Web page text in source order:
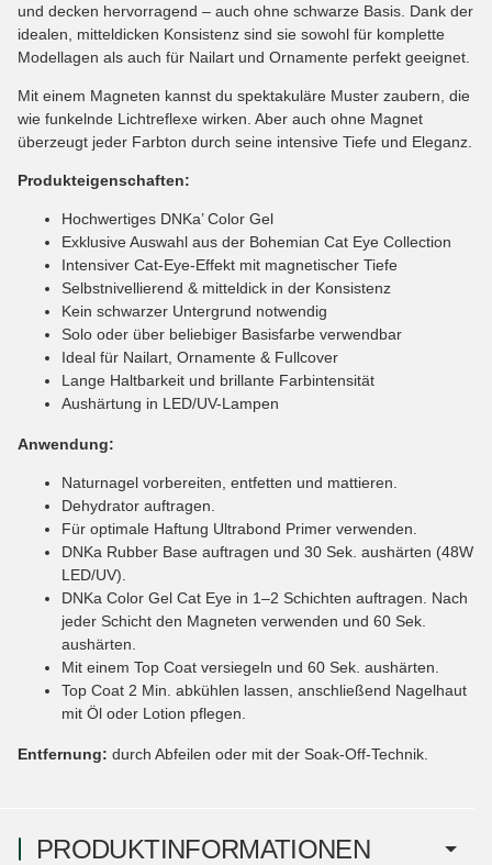
PRODUKTINFORMATIONEN
und decken hervorragend – auch ohne schwarze Basis. Dank der
idealen, mitteldicken Konsistenz sind sie sowohl für komplette
Modellagen als auch für Nailart und Ornamente perfekt geeignet.
Mit einem Magneten kannst du spektakuläre Muster zaubern, die
wie funkelnde Lichtreflexe wirken. Aber auch ohne Magnet
überzeugt jeder Farbton durch seine intensive Tiefe und Eleganz.
Produkteigenschaften:
Hochwertiges DNKa’ Color Gel
Exklusive Auswahl aus der Bohemian Cat Eye Collection
Intensiver Cat-Eye-Effekt mit magnetischer Tiefe
Selbstnivellierend & mitteldick in der Konsistenz
Kein schwarzer Untergrund notwendig
Solo oder über beliebiger Basisfarbe verwendbar
Ideal für Nailart, Ornamente & Fullcover
Lange Haltbarkeit und brillante Farbintensität
Aushärtung in LED/UV-Lampen
Anwendung:
Naturnagel vorbereiten, entfetten und mattieren.
Dehydrator auftragen.
Für optimale Haftung Ultrabond Primer verwenden.
DNKa Rubber Base auftragen und 30 Sek. aushärten (48W
LED/UV).
DNKa Color Gel Cat Eye in 1–2 Schichten auftragen. Nach
jeder Schicht den Magneten verwenden und 60 Sek.
aushärten.
Mit einem Top Coat versiegeln und 60 Sek. aushärten.
Top Coat 2 Min. abkühlen lassen, anschließend Nagelhaut
mit Öl oder Lotion pflegen.
Entfernung: durch Abfeilen oder mit der Soak-Off-Technik.